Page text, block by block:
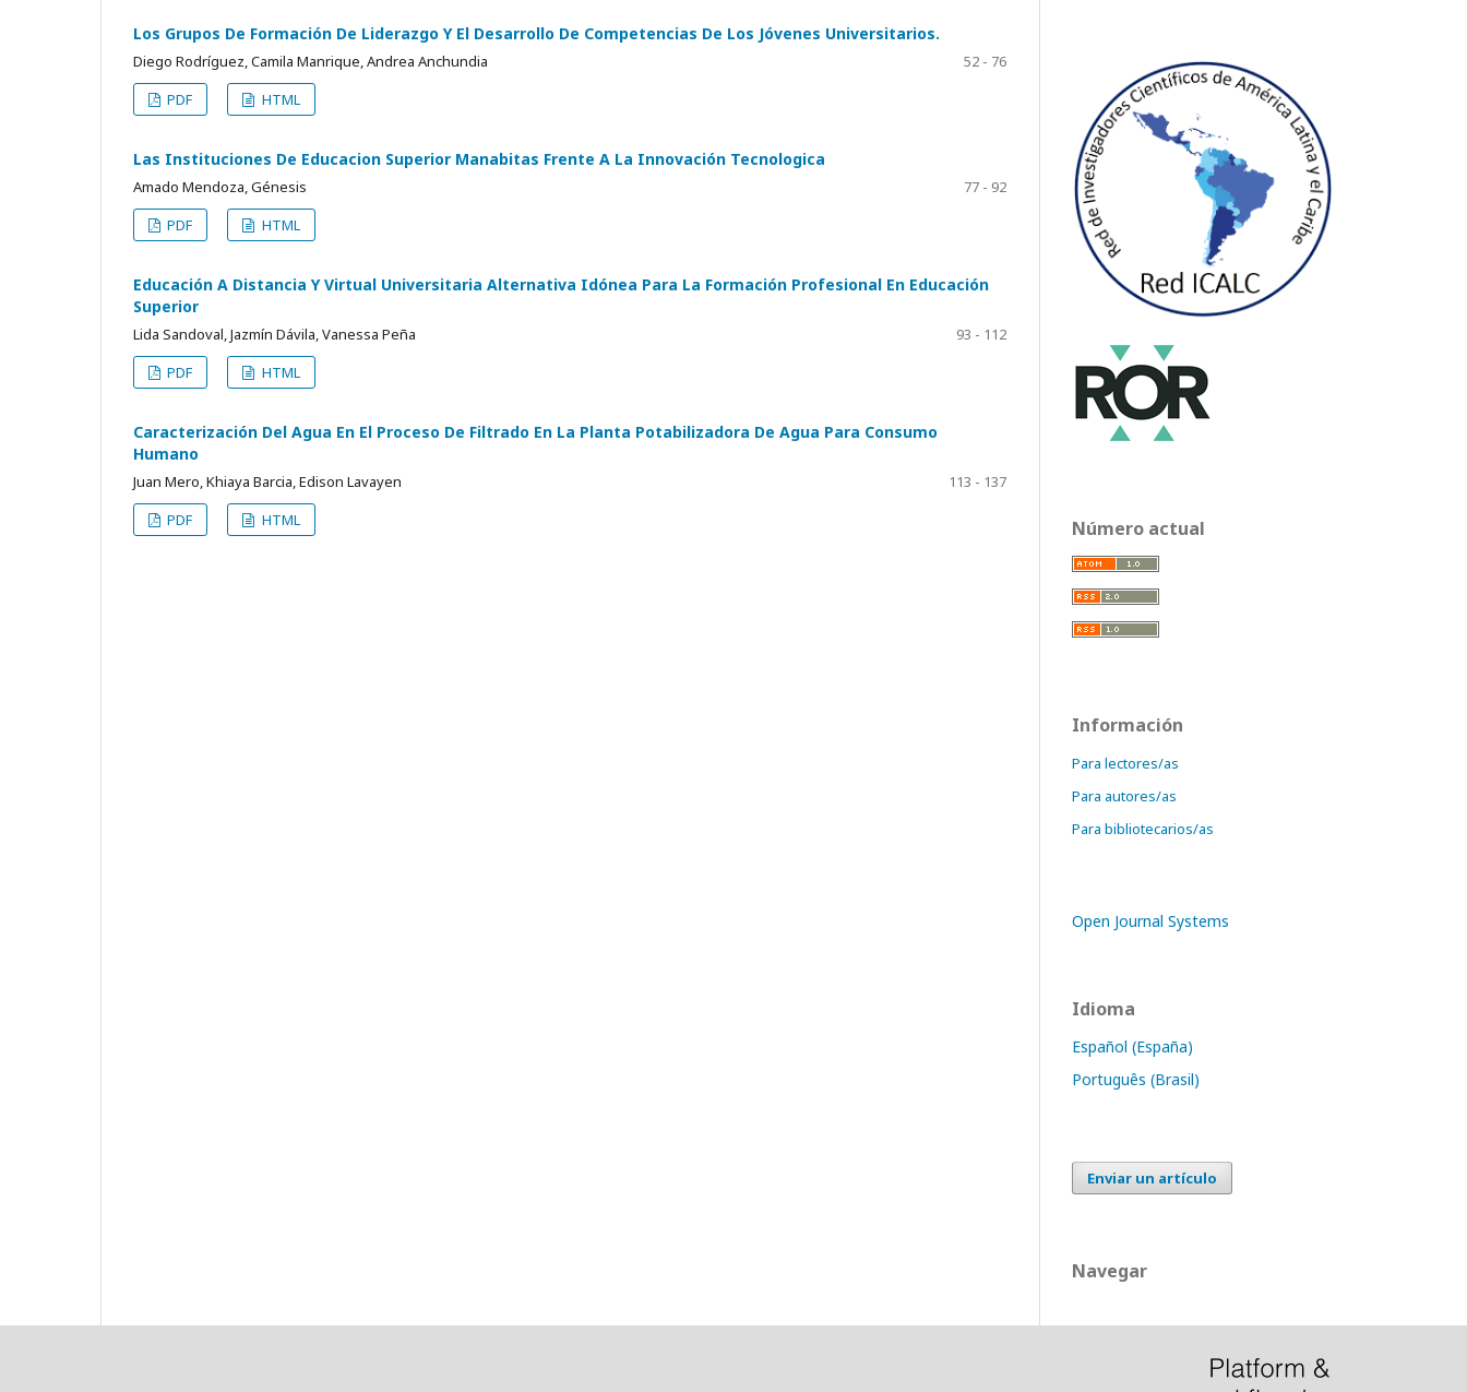
Los Grupos De Formación De Liderazgo Y El Desarrollo De Competencias De Los Jóvenes Universitarios.
Diego Rodríguez, Camila Manrique, Andrea Anchundia
52 - 76
PDF
HTML
Las Instituciones De Educacion Superior Manabitas Frente A La Innovación Tecnologica
Amado Mendoza, Génesis
77 - 92
PDF
HTML
Educación A Distancia Y Virtual Universitaria Alternativa Idónea Para La Formación Profesional En Educación
Superior
Lida Sandoval, Jazmín Dávila, Vanessa Peña
93 - 112
PDF
HTML
Caracterización Del Agua En El Proceso De Filtrado En La Planta Potabilizadora De Agua Para Consumo
Humano
Juan Mero, Khiaya Barcia, Edison Lavayen
113 - 137
PDF
HTML Número actual
Información
Para lectores/as
Para autores/as
Para bibliotecarios/as
Open Journal Systems
Idioma
Español (España)
Português (Brasil)
Enviar un artículo
Navegar